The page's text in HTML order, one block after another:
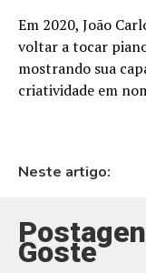
Em 2020, João
voltar a tocar
mostrando sua
criatividade em
Neste artigo:
Goste